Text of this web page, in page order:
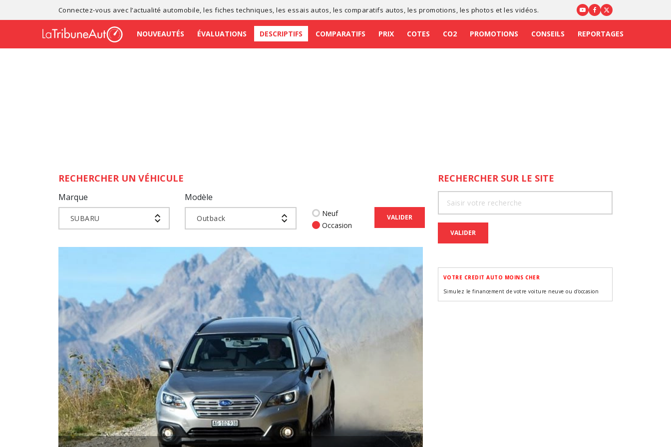
Connectez-vous avec l’actualité automobile , lesfiches techniques , lesessais autos , les comparatifs autos , les promotions , les photos et les vidéos.
NOUVEAUTÉS ÉVALUATIONS DESCRIPTIFS COMPARATIFS PRIX COTES CO2 PROMOTIONS CONSEILS REPORTAGES
RECHERCHER UN VÉHICULE
Marque
SUBARU
Modèle
Outback
Neuf
Occasion
VALIDER
RECHERCHER SUR LE SITE
VALIDER
VOTRE CREDIT AUTO MOINS CHER
Simulez le financement de votre voiture neuve ou d'occasion